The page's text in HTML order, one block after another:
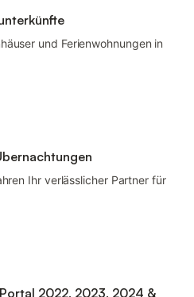
und Ferienwohnungen in
Ihr verlässlicher Partner für
2022, 2023, 2024 &